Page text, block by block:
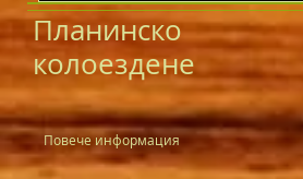
Планинско
колоездене
Повече информация